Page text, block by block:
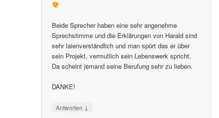
Beide Sprecher haben eine sehr angenehme
Sprechstimme und die Erklärungen von Harald sind
sehr laienverständlich und man spürt das er über
sein Projekt, vermutlich sein Lebenswerk spricht.
Da scheint jemand seine Berufung sehr zu lieben.
DANKE!
Antworten ↓